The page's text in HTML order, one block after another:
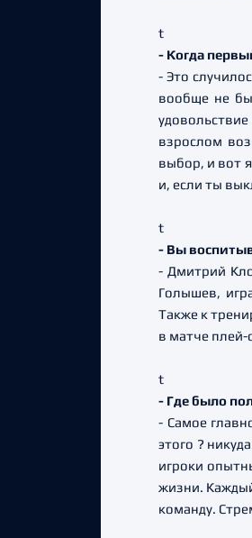
t
- Когда
- Это
вообще не
взрослом
выбор, и вот
и, если ты
t
- Вы
- Дмитрий
Голышев,
Также к
в матче
t
- Где было
- Самое
этого ?
игроки
жизни.
команду.